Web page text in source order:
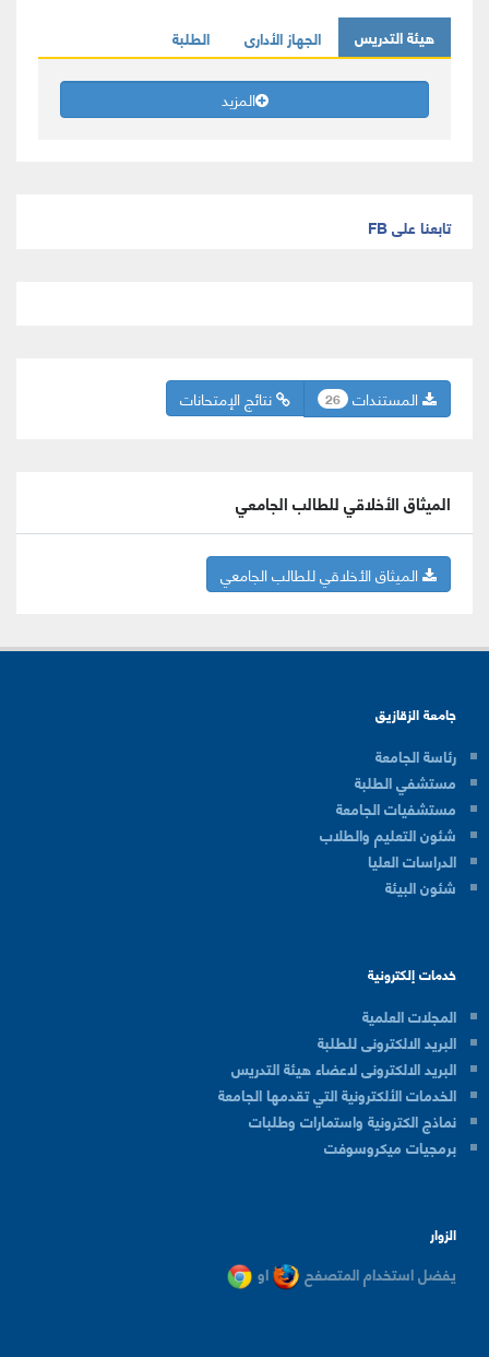
هيئة التدريس الجهاز الأدارى الطلبة
المزيد
تابعنا على FB
نتائج الإمتحانات المستندات 26
الميثاق الأخلاقي للطالب الجامعي
الميثاق الأخلاقي للطالب الجامعي
جامعة الزقازيق
رئاسة الجامعة
مستشفي الطلبة
مستشفيات الجامعة
شئون التعليم والطلاب
الدراسات العليا
شئون البيئة
خدمات إلكترونية
المجلات العلمية
البريد الالكترونى للطلبة
البريد الالكترونى لاعضاء هيئة التدريس
الخدمات الألكترونية التي تقدمها الجامعة
نماذج الكترونية واستمارات وطلبات
برمجيات ميكروسوفت
الزوار
يفضل استخدام المتصفح او